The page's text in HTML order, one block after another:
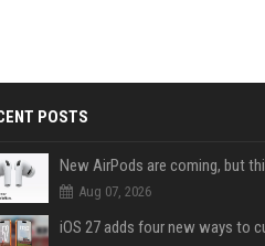
POSTS
Aug 07, 2026